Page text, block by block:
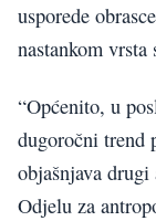
usporede
nastankom vrsta
“Općenito, u
dugoročni trend
objašnjava
Odjelu za